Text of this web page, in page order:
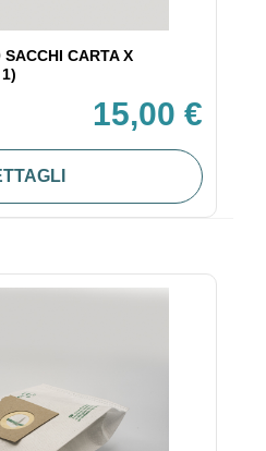
CARTA X
15,00 €